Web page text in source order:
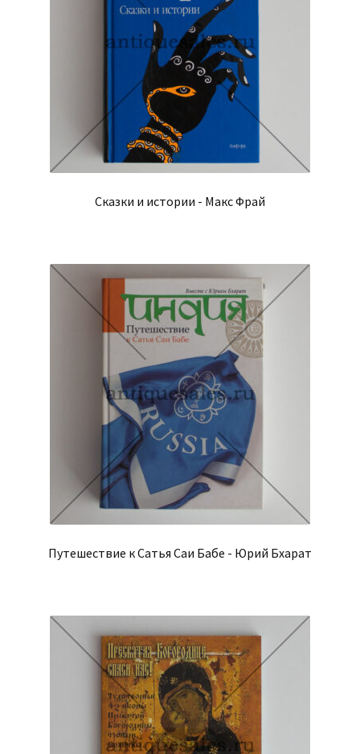
Сказки и истории - Макс Фрай
Путешествие к Сатья Саи Бабе - Юрий Бхарат